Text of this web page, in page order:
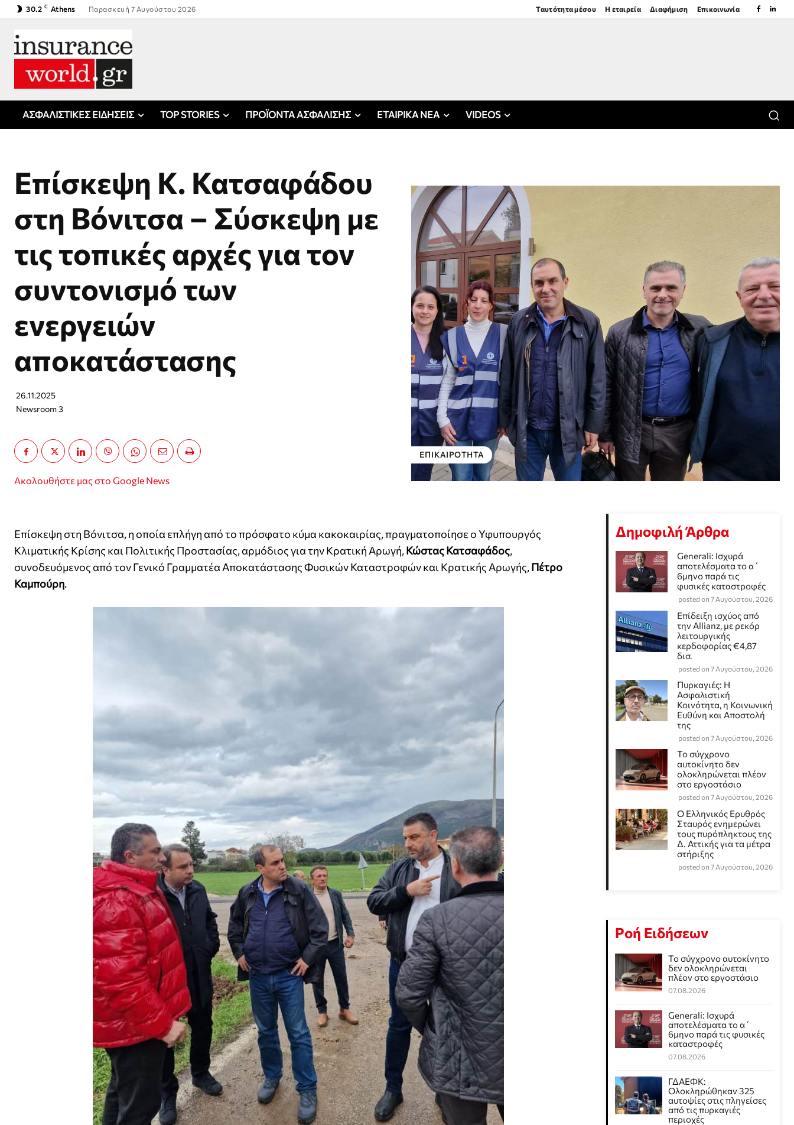
30.2 C Athens Παρασκευή 7 Αυγούστου 2026 Ταυτότητα μέσου Η εταιρεία Διαφήμιση Επικοινωνία
ΑΣΦΑΛΙΣΤΙΚΕΣ ΕΙΔΗΣΕΙΣ TOP STORIES ΠΡΟΪΟΝΤΑ ΑΣΦΑΛΙΣΗΣ ΕΤΑΙΡΙΚΑ ΝΕΑ VIDEOS
Επίσκεψη Κ. Κατσαφάδου
στη Βόνιτσα – Σύσκεψη με
τις τοπικές αρχές για τον
συντονισμό των
ενεργειών
αποκατάστασης
26.11.2025
Newsroom 3
Ακολουθήστε μας στο Google News
ΕΠΙΚΑΙΡΌΤΗΤΑ
Επίσκεψη στη Βόνιτσα, η οποία επλήγη από το πρόσφατο κύμα κακοκαιρίας, πραγματοποίησε ο Υφυπουργός
Κλιματικής Κρίσης και Πολιτικής Προστασίας, αρμόδιος για την Κρατική Αρωγή, Κώστας Κατσαφάδος,
συνοδευόμενος από τον Γενικό Γραμματέα Αποκατάστασης Φυσικών Καταστροφών και Κρατικής Αρωγής, Πέτρο
Καμπούρη.
Δημοφιλή Άρθρα
Generali: Ισχυρά
αποτελέσματα το α΄
6μηνο παρά τις
φυσικές καταστροφές
posted on 7 Αυγούστου, 2026
Επίδειξη ισχύος από
την Allianz, με ρεκόρ
λειτουργικής
κερδοφορίας €4,87
δισ.
posted on 7 Αυγούστου, 2026
Πυρκαγιές: Η
Ασφαλιστική
Κοινότητα, η Κοινωνική
Ευθύνη και Αποστολή
της
posted on 7 Αυγούστου, 2026
Το σύγχρονο
αυτοκίνητο δεν
ολοκληρώνεται πλέον
στο εργοστάσιο
posted on 7 Αυγούστου, 2026
Ο Ελληνικός Ερυθρός
Σταυρός ενημερώνει
τους πυρόπληκτους της
Δ. Αττικής για τα μέτρα
στήριξης
posted on 7 Αυγούστου, 2026
Ροή Ειδήσεων
Το σύγχρονο αυτοκίνητο
δεν ολοκληρώνεται
πλέον στο εργοστάσιο
07.08.2026
Generali: Ισχυρά
αποτελέσματα το α΄
6μηνο παρά τις φυσικές
καταστροφές
07.08.2026
ΓΔΑΕΦΚ:
Ολοκληρώθηκαν 325
αυτοψίες στις πληγείσες
από τις πυρκαγιές
περιοχές